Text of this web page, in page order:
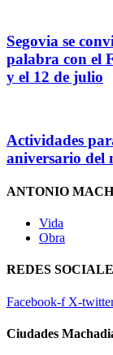
Segovia se
palabra con el
y el 12 de julio
Actividades
aniversario del
ANTONIO
Vida
Obra
REDES
Facebook-f X-
Ciudades